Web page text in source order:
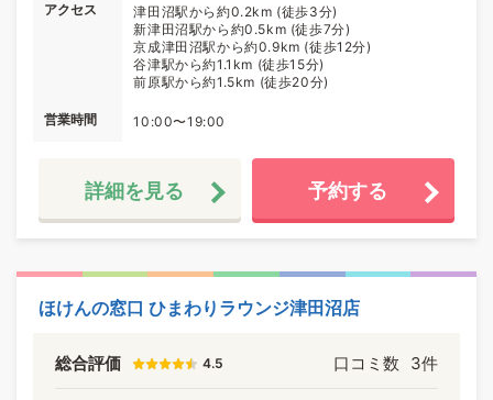
アクセス
津田沼駅から約0.2km (徒歩3分)
新津田沼駅から約0.5km (徒歩7分)
京成津田沼駅から約0.9km (徒歩12分)
谷津駅から約1.1km (徒歩15分)
前原駅から約1.5km (徒歩20分)
営業時間 10:00〜19:00
詳細を見る 予約する
ほけんの窓口 ひまわりラウンジ津田沼店
総合評価 4.5 口コミ数 3件